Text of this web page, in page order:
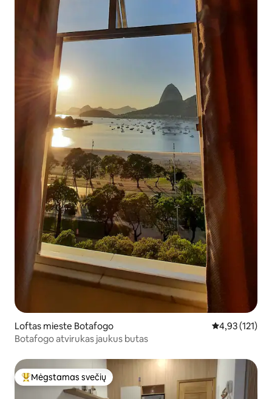
Loftas mieste Botafogo Vidutinis
4,93 (121)
Botafogo atvirukas jaukus butas
Svečių mėgstamiausias
Mėgstamas svečių